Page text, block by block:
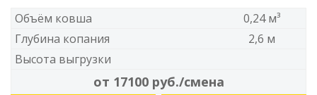
Объём ковша
0,24 м³
Глубина копания
2,6 м
Высота выгрузки
от 17100 руб./смена